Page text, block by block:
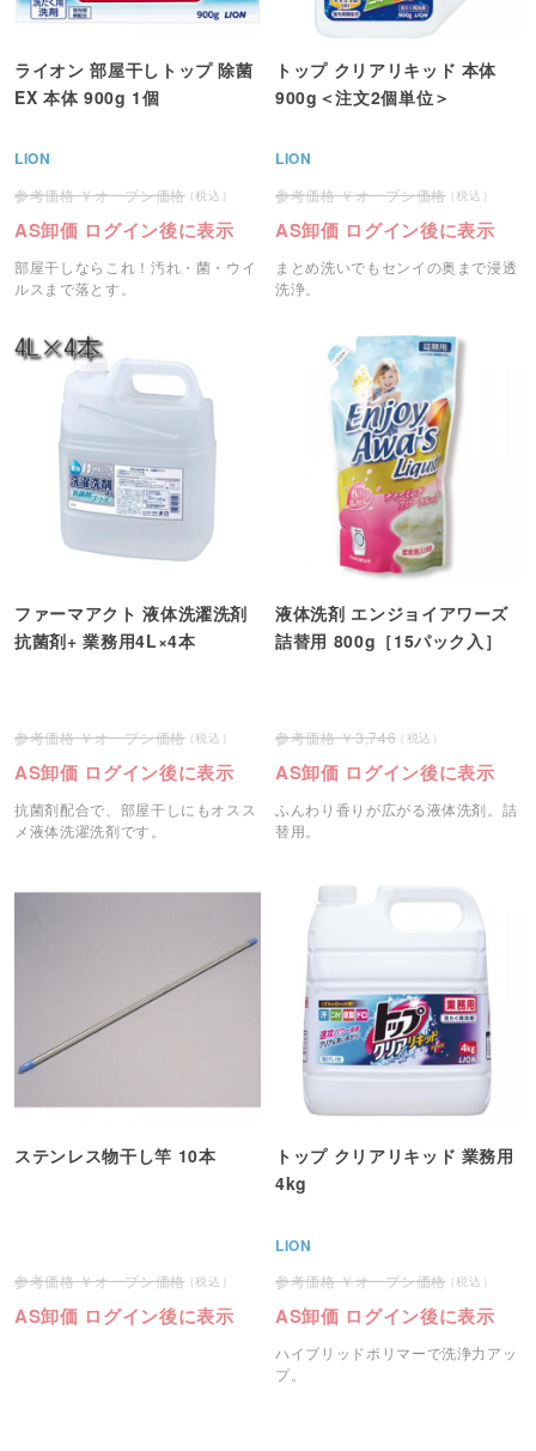
ライオン 部屋干しトップ 除菌
EX 本体 900g 1個
LION
オープン価格
AS卸価 ログイン後に表示
部屋干しならこれ！汚れ・菌・ウイ
ルスまで落とす。
トップ クリアリキッド 本体
900g＜注文2個単位＞
LION
オープン価格
AS卸価 ログイン後に表示
まとめ洗いでもセンイの奥まで浸透
洗浄。
ファーマアクト 液体洗濯洗剤
抗菌剤+ 業務用4L×4本
オープン価格
AS卸価 ログイン後に表示
抗菌剤配合で、部屋干しにもオスス
メ液体洗濯洗剤です。
液体洗剤 エンジョイアワーズ
詰替用 800g［15パック入］
3,746
AS卸価 ログイン後に表示
ふんわり香りが広がる液体洗剤。詰
替用。
ステンレス物干し竿 10本
オープン価格
AS卸価 ログイン後に表示
トップ クリアリキッド 業務用
4kg
LION
オープン価格
AS卸価 ログイン後に表示
ハイブリッドポリマーで洗浄力アッ
プ。